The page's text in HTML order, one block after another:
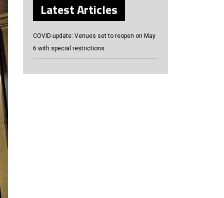
Latest Articles
COVID-update: Venues set to reopen on May
6 with special restrictions